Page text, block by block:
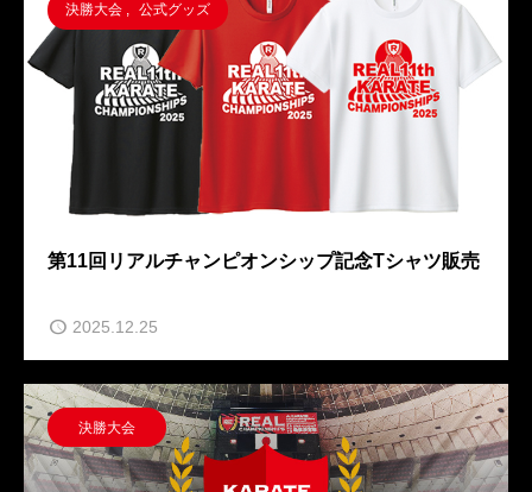
決勝大会 , 公式グッズ
第11回リアルチャンピオンシップ記念Tシャツ販売
2025.12.25
決勝大会